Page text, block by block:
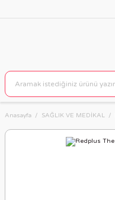
Anasayfa SAĞLIK VE MEDİKAL